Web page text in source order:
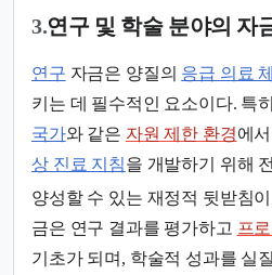
3.연구 및 학술 분야의 자
연구 자금은 양질의 응급 의료
키는 데 필수적인 요소이다. 특히
국가와 같은 자원 제한 환경에
상 진료 지침을 개발하기 위해
양성할 수 있는 재정적 뒷받침
금은 연구 결과를 평가하고 프
기초가 되며, 학술적 성과를 실